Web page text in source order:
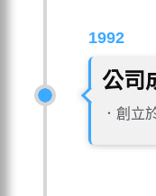
1992
公司
．創立